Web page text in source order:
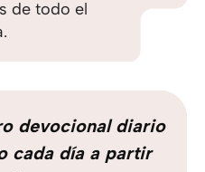
de todo el
devocional diario
cada día a partir